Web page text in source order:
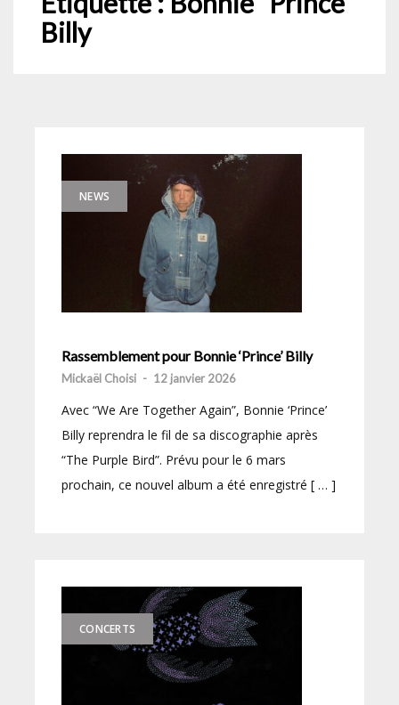
Billy
NEWS
Rassemblement pour Bonnie ‘Prince’ Billy
Mickaël Choisi - 12 janvier 2026
Avec “We Are Together Again”, Bonnie ‘Prince’
Billy reprendra le fil de sa discographie après
“The Purple Bird”. Prévu pour le 6 mars
prochain, ce nouvel album a été enregistré [ … ]
CONCERTS